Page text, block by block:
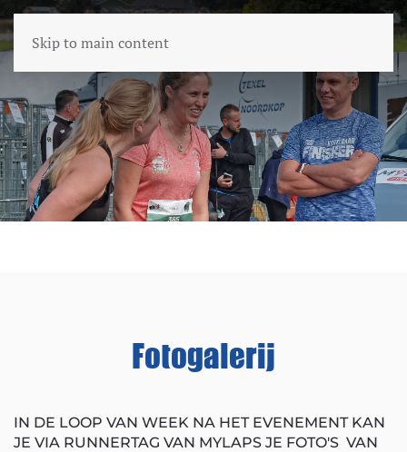
Skip to main content
Fotogalerij
IN DE LOOP VAN WEEK NA HET EVENEMENT KAN
JE VIA RUNNERTAG VAN MYLAPS JE FOTO'S VAN